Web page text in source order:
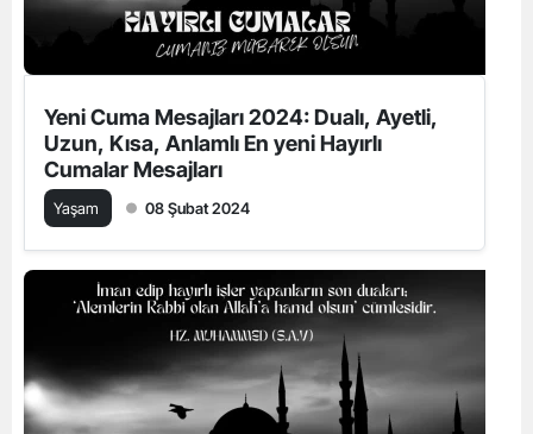
Yeni Cuma Mesajları 2024: Dualı, Ayetli,
Uzun, Kısa, Anlamlı En yeni Hayırlı
Cumalar Mesajları
Yaşam 08 Şubat 2024